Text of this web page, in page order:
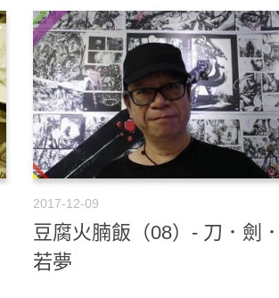
2017-12-09
豆腐火腩飯（08）- 刀．劍
若夢